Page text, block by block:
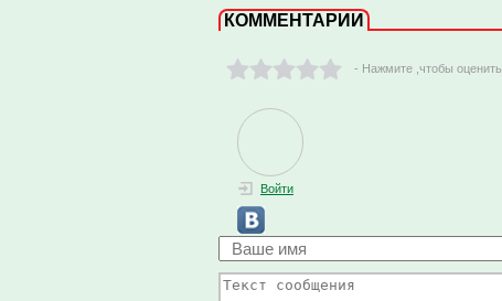
КОММЕНТАРИИ
- Нажмите ,чтобы оценить
Войти